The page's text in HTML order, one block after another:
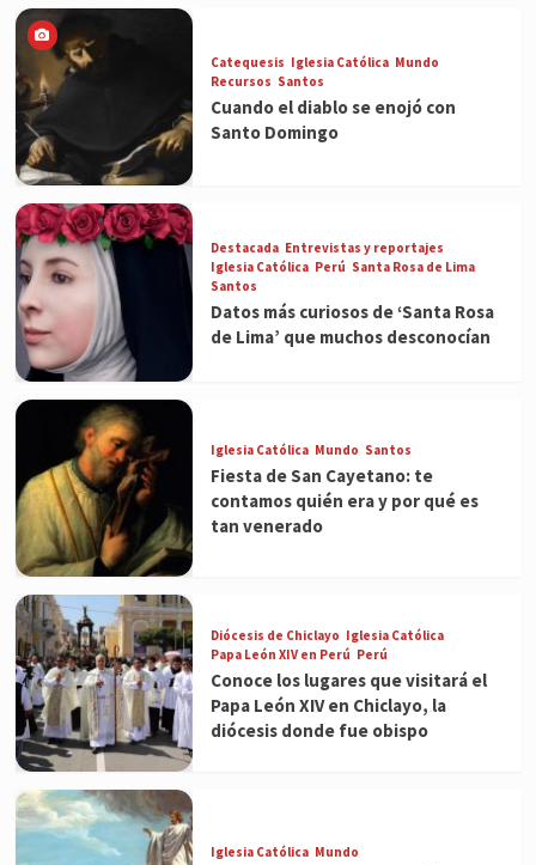
Catequesis Iglesia Católica Mundo
Recursos Santos
Cuando el diablo se enojó con
Santo Domingo
Destacada Entrevistas y reportajes
Iglesia Católica Perú Santa Rosa de Lima
Santos
Datos más curiosos de ‘Santa Rosa
de Lima’ que muchos desconocían
Iglesia Católica Mundo Santos
Fiesta de San Cayetano: te
contamos quién era y por qué es
tan venerado
Diócesis de Chiclayo Iglesia Católica
Papa León XIV en Perú Perú
Conoce los lugares que visitará el
Papa León XIV en Chiclayo, la
diócesis donde fue obispo
Iglesia Católica Mundo